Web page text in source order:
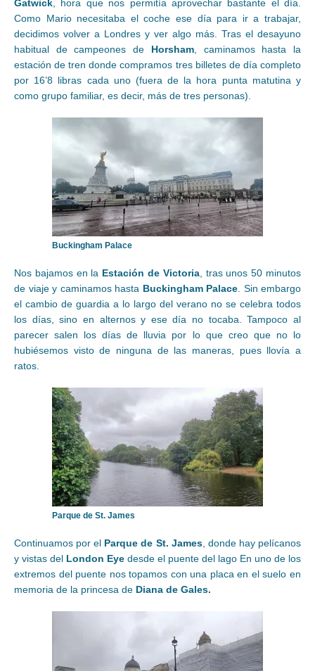
Gatwick, hora que nos permitía aprovechar bastante el día.
Como Mario necesitaba el coche ese día para ir a trabajar,
decidimos volver a Londres y ver algo más. Tras el desayuno
habitual de campeones de Horsham, caminamos hasta la
estación de tren donde compramos tres billetes de día completo
por 16’8 libras cada uno (fuera de la hora punta matutina y
como grupo familiar, es decir, más de tres personas).
Buckingham Palace
Nos bajamos en la Estación de Victoria, tras unos 50 minutos
de viaje y caminamos hasta Buckingham Palace. Sin embargo
el cambio de guardia a lo largo del verano no se celebra todos
los días, sino en alternos y ese día no tocaba. Tampoco al
parecer salen los días de lluvia por lo que creo que no lo
hubiésemos visto de ninguna de las maneras, pues llovía a
ratos.
Parque de St. James
Continuamos por el Parque de St. James, donde hay pelícanos
y vistas del London Eye desde el puente del lago En uno de los
extremos del puente nos topamos con una placa en el suelo en
memoria de la princesa de Diana de Gales.